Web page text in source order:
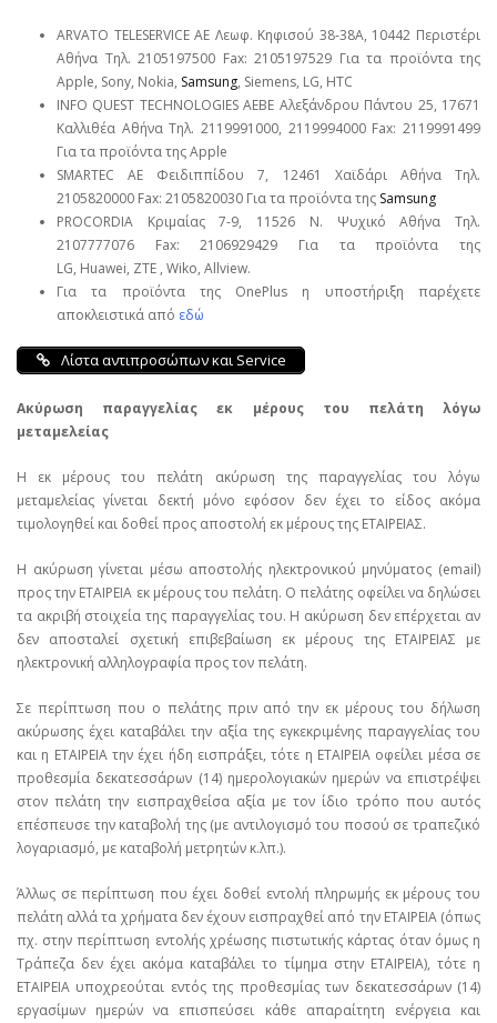
ARVATO TELESERVICE ΑΕ Λεωφ. Κηφισού 38-38Α, 10442 Περιστέρι
Αθήνα Τηλ. 2105197500 Fax: 2105197529 Για τα προϊόντα της
Apple, Sony, Nokia, Samsung, Siemens, LG, HTC
INFO QUEST TECHNOLOGIES ΑΕΒΕ Αλεξάνδρου Πάντου 25, 17671
Καλλιθέα Αθήνα Τηλ. 2119991000, 2119994000 Fax: 2119991499
Για τα προϊόντα της Apple
SMARTEC ΑΕ Φειδιππίδου 7, 12461 Χαϊδάρι Αθήνα Τηλ.
2105820000 Fax: 2105820030 Για τα προϊόντα της Samsung
PROCORDIA Κριμαίας 7-9, 11526 Ν. Ψυχικό Αθήνα Τηλ.
2107777076 Fax: 2106929429 Για τα προϊόντα της
LG, Huawei, ΖΤΕ , Wiko, Allview.
Για τα προϊόντα της OnePlus η υποστήριξη παρέχετε
αποκλειστικά από εδώ
Λίστα αντιπροσώπων και Service
Ακύρωση παραγγελίας εκ μέρους του πελάτη λόγω
μεταμελείας
Η εκ μέρους του πελάτη ακύρωση της παραγγελίας του λόγω
μεταμελείας γίνεται δεκτή μόνο εφόσον δεν έχει το είδος ακόμα
τιμολογηθεί και δοθεί προς αποστολή εκ μέρους της ΕΤΑΙΡΕΙΑΣ.
Η ακύρωση γίνεται μέσω αποστολής ηλεκτρονικού μηνύματος (email)
προς την ΕΤΑΙΡΕΙΑ εκ μέρους του πελάτη. Ο πελάτης οφείλει να δηλώσει
τα ακριβή στοιχεία της παραγγελίας του. Η ακύρωση δεν επέρχεται αν
δεν αποσταλεί σχετική επιβεβαίωση εκ μέρους της ΕΤΑΙΡΕΙΑΣ με
ηλεκτρονική αλληλογραφία προς τον πελάτη.
Σε περίπτωση που ο πελάτης πριν από την εκ μέρους του δήλωση
ακύρωσης έχει καταβάλει την αξία της εγκεκριμένης παραγγελίας του
και η ΕΤΑΙΡΕΙΑ την έχει ήδη εισπράξει, τότε η ΕΤΑΙΡΕΙΑ οφείλει μέσα σε
προθεσμία δεκατεσσάρων (14) ημερολογιακών ημερών να επιστρέψει
στον πελάτη την εισπραχθείσα αξία με τον ίδιο τρόπο που αυτός
επέσπευσε την καταβολή της (με αντιλογισμό του ποσού σε τραπεζικό
λογαριασμό, με καταβολή μετρητών κ.λπ.).
Άλλως σε περίπτωση που έχει δοθεί εντολή πληρωμής εκ μέρους του
πελάτη αλλά τα χρήματα δεν έχουν εισπραχθεί από την ΕΤΑΙΡΕΙΑ (όπως
πχ. στην περίπτωση εντολής χρέωσης πιστωτικής κάρτας όταν όμως η
Τράπεζα δεν έχει ακόμα καταβάλει το τίμημα στην ΕΤΑΙΡΕΙΑ), τότε η
ΕΤΑΙΡΕΙΑ υποχρεούται εντός της προθεσμίας των δεκατεσσάρων (14)
εργασίμων ημερών να επισπεύσει κάθε απαραίτητη ενέργεια και